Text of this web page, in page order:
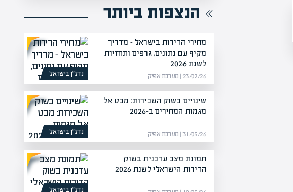
הנצפות ביותר
נדל”ן בישראל
מחירי הדירות בישראל – מדריך
מקיף עם נתונים, גרפים ותחזיות
לשנת 2026
23/02/26 | מערכת אפיק
נדל”ן בישראל
שינויים בשוק השכירות: מבט אל
מגמות המחירים ב-2026
31/05/26 | מערכת אפיק
נדל”ן בישראל
תמונת מצב עדכנית בשוק
הדירות הישראלי לשנת 2026